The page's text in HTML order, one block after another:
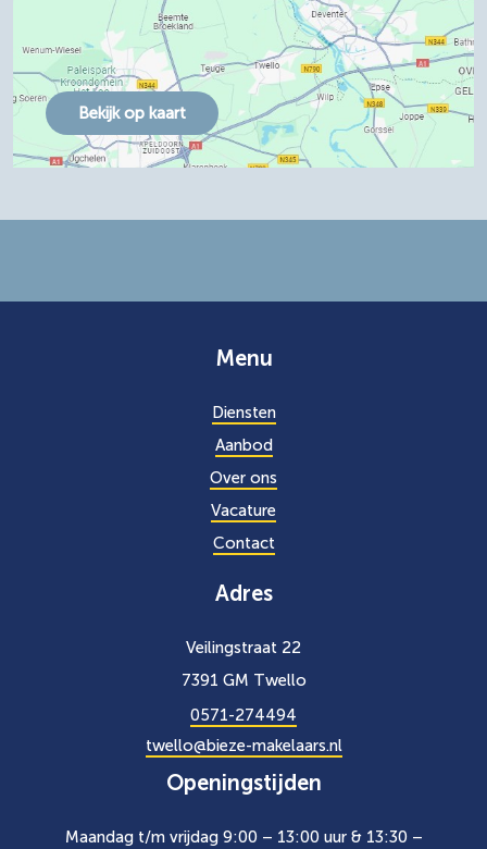
Bekijk op kaart
Menu
Diensten
Aanbod
Over ons
Vacature
Contact
Adres
Veilingstraat 22
7391 GM Twello
0571-274494
twello@bieze-makelaars.nl
Openingstijden
Maandag t/m vrijdag 9:00 – 13:00 uur & 13:30 –